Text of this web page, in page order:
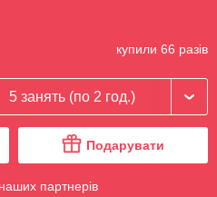
купили 66 разів
5 занять (по 2 год.)
Подарувати
партнерів